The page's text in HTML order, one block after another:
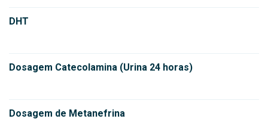
DHT
Dosagem Catecolamina (Urina 24 horas)
Dosagem de Metanefrina